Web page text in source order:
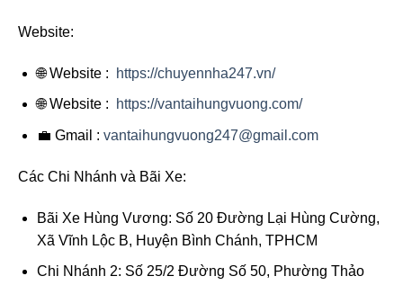
Website:
🌐 Website : https://chuyennha247.vn/
🌐 Website : https://vantaihungvuong.com/
💼 Gmail : vantaihungvuong247@gmail.com
Các Chi Nhánh và Bãi Xe:
Bãi Xe Hùng Vương: Số 20 Đường Lại Hùng Cường,
Xã Vĩnh Lộc B, Huyện Bình Chánh, TPHCM
Chi Nhánh 2: Số 25/2 Đường Số 50, Phường Thảo